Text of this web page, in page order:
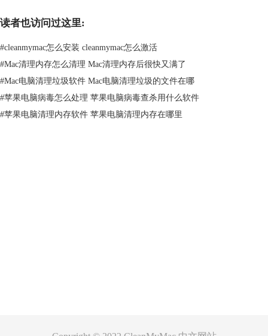
读者也访问过这里:
#cleanmymac怎么安装 cleanmymac怎么激活
#Mac清理内存怎么清理 Mac清理内存后很快又满了
#Mac电脑清理垃圾软件 Mac电脑清理垃圾的文件在哪
#苹果电脑病毒怎么处理 苹果电脑病毒查杀用什么软件
#苹果电脑清理内存软件 苹果电脑清理内存在哪里